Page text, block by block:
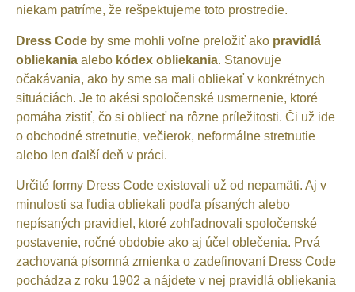
niekam patríme, že rešpektujeme toto prostredie.
Dress Code by sme mohli voľne preložiť ako pravidlá
obliekania alebo kódex obliekania. Stanovuje
očakávania, ako by sme sa mali obliekať v konkrétnych
situáciách. Je to akési spoločenské usmernenie, ktoré
pomáha zistiť, čo si obliecť na rôzne príležitosti. Či už ide
o obchodné stretnutie, večierok, neformálne stretnutie
alebo len ďalší deň v práci.
Určité formy Dress Code existovali už od nepamäti. Aj v
minulosti sa ľudia obliekali podľa písaných alebo
nepísaných pravidiel, ktoré zohľadnovali spoločenské
postavenie, ročné obdobie ako aj účel oblečenia. Prvá
zachovaná písomná zmienka o zadefinovaní Dress Code
pochádza z roku 1902 a nájdete v nej pravidlá obliekania